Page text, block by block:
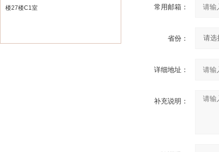
楼27楼C1室
常用邮箱：
省份：
详细地址：
补充说明：